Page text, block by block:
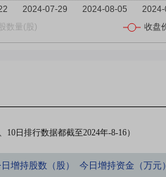
10日排行数据都截至2024年-8-16）
增持股数（股） 今日 增持资金（万元）